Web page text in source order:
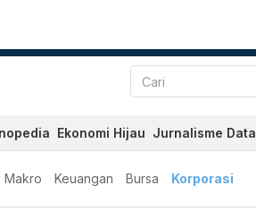
Ekonomi Hijau Jurnalisme Data
Makro Keuangan Bursa Korporasi